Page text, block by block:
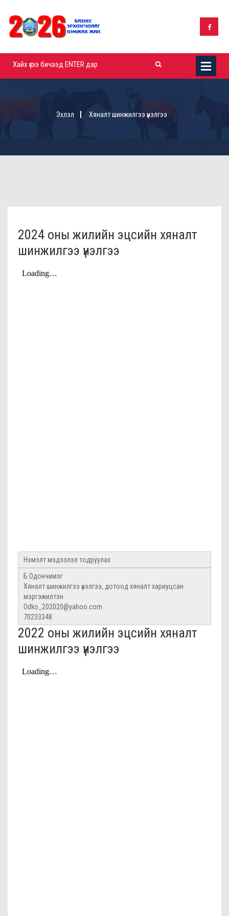
Эхлэл Хяналт шинжилгээ үнэлгээ
2024 оны жилийн эцсийн хяналт
шинжилгээ үнэлгээ
Нэмэлт мэдээлэл тодруулах
Б.Одончимэг
Хяналт шинжилгээ үнэлгээ, дотоод хяналт хариуцсан
мэргэжилтэн
Odko_202020@yahoo.com
70233348
2022 оны жилийн эцсийн хяналт
шинжилгээ үнэлгээ